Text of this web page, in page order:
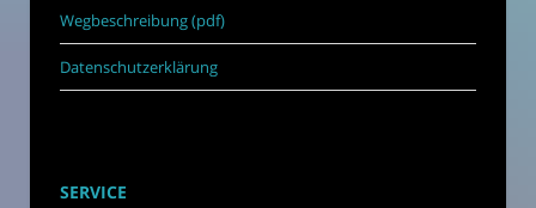
Wegbeschreibung (pdf)
Datenschutzerklärung
SERVICE